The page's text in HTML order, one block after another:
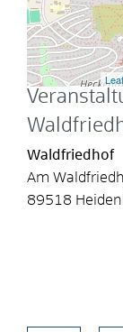
Waldfriedhof
Am
89518